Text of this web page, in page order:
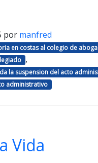
por manfred
en costas al colegio de
,
la suspension del acto
administrativo
Vida